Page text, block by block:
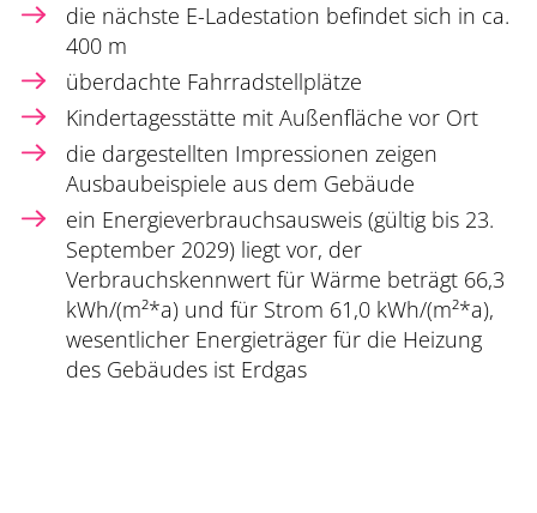
die nächste E-Ladestation befindet sich in ca.
400 m
überdachte Fahrradstellplätze
Kindertagesstätte mit Außenfläche vor Ort
die dargestellten Impressionen zeigen
Ausbaubeispiele aus dem Gebäude
ein Energieverbrauchsausweis (gültig bis 23.
September 2029) liegt vor, der
Verbrauchskennwert für Wärme beträgt 66,3
kWh/(m²*a) und für Strom 61,0 kWh/(m²*a),
wesentlicher Energieträger für die Heizung
des Gebäudes ist Erdgas